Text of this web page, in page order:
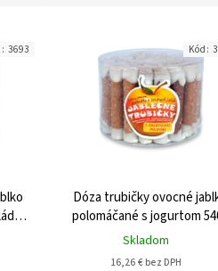
3693
Dóza trubičky ovocné
polomáčané s jogurtom
Skladom
16,26 € bez DPH
Kód: